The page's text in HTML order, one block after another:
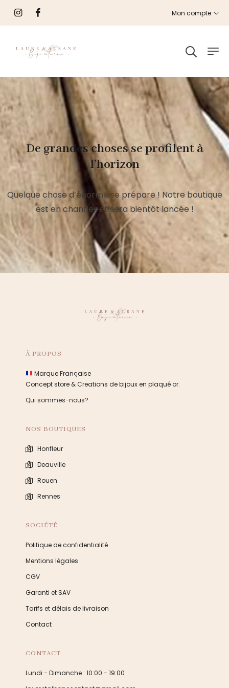
Mon compte
De grandes choses se profilent à
l’horizon
Quelque chose d’énorme se prépare ! Notre boutique
est en chantier et sera bientôt lancée !
À PROPOS
Marque Française
Concept store & Creations de bijoux en plaqué or.
Qui sommes-nous?
NOS BOUTIQUES
Honfleur
Deauville
Rouen
Rennes
SOCIÉTÉ
Politique de confidentialité
Mentions légales
CGV
Garanti et SAV
Tarifs et délais de livraison
Contact
CONTACT
Lundi - Dimanche : 10:00 - 19:00